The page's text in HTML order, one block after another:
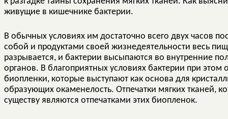
живущие в кишечнике бактерии.
В обычных условиях им достаточно всего двух часов
собой и продуктами своей жизнедеятельности весь
разрывается, и бактерии высыпаются во внутренние
органов. В благоприятных условиях бактерии при этом
биопленки, которые выступают как основа для
образующих окаменелость. Отпечатки мягких тканей,
существу являются отпечатками этих биопленок.